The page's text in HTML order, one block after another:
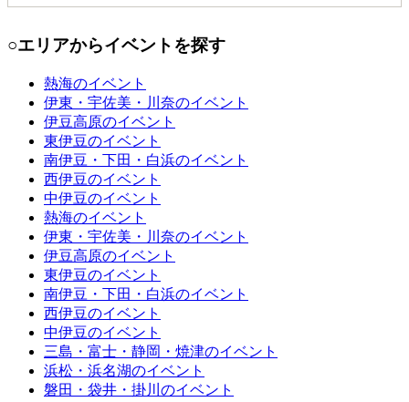
○エリアからイベントを探す
熱海のイベント
伊東・宇佐美・川奈のイベント
伊豆高原のイベント
東伊豆のイベント
南伊豆・下田・白浜のイベント
西伊豆のイベント
中伊豆のイベント
熱海のイベント
伊東・宇佐美・川奈のイベント
伊豆高原のイベント
東伊豆のイベント
南伊豆・下田・白浜のイベント
西伊豆のイベント
中伊豆のイベント
三島・富士・静岡・焼津のイベント
浜松・浜名湖のイベント
磐田・袋井・掛川 のイベント